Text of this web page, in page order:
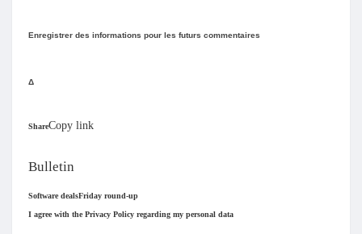
Enregistrer des informations pour les futurs commentaires
Δ
ShareCopy link
Bulletin
Software dealsFriday round-up
I agree with the Privacy Policy regarding my personal data